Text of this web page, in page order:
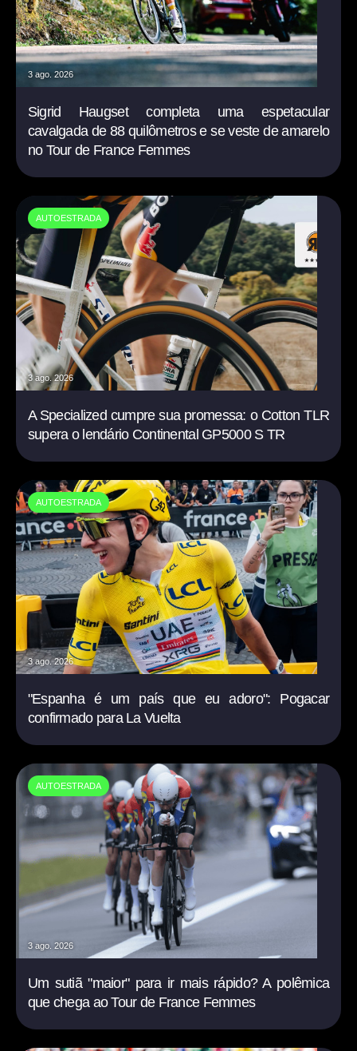
3 ago. 2026
Sigrid Haugset completa uma espetacular
cavalgada de 88 quilômetros e se veste de amarelo
no Tour de France Femmes
AUTOESTRADA
3 ago. 2026
A Specialized cumpre sua promessa: o Cotton TLR
supera o lendário Continental GP5000 S TR
AUTOESTRADA
3 ago. 2026
"Espanha é um país que eu adoro": Pogacar
confirmado para La Vuelta
AUTOESTRADA
3 ago. 2026
Um sutiã "maior" para ir mais rápido? A polêmica
que chega ao Tour de France Femmes